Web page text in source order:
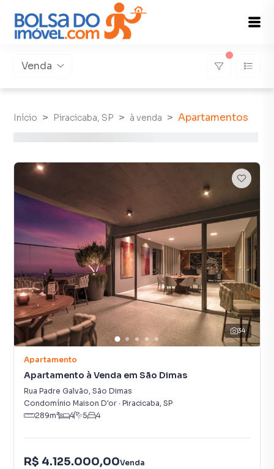
Venda
Início Piracicaba, SP à venda Apartamentos
34
Apartamento
Apartamento à Venda em São Dimas
Rua Padre Galvão, São Dimas
Condomínio Maison D'or · Piracicaba, SP
289m² 4 5 4
R$ 4.125.000,00Venda